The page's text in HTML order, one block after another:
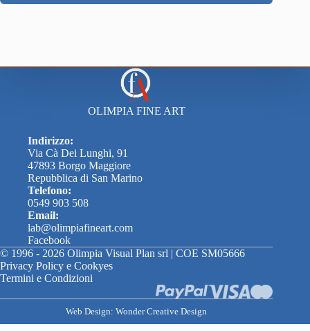
OLIMPIA FINE ART
Indirizzo:
Via Cà Dei Lunghi, 91
47893 Borgo Maggiore
Repubblica di San Marino
Telefono:
0549 903 508
Email:
lab@olimpiafineart.com
Facebook
© 1996 - 2026 Olimpia Visual Plan srl | COE SM05666​
Privacy Policy e Cookyes
Termini e Condizioni
Web Design:Wonder Creative Design